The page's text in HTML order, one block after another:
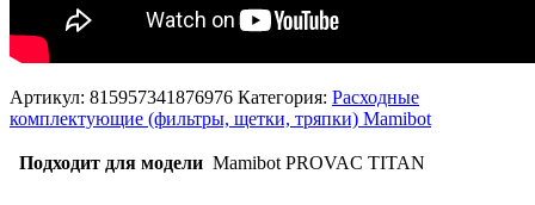
Артикул: 815957341876976 Категория: Расходные
комплектующие (фильтры, щетки, тряпки) Mamibot
Подходит для модели Mamibot PROVAC TITAN